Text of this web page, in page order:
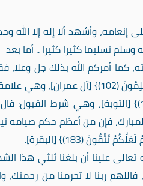
إنعامه، وأشهد ألا إله إلا
تسليما كثيرا كثيرا .. أما بعد
كما أمركم الله بذلك جل وعلا،
قال سبحانه:{
فإن من أعظم حكم صيامه
(183)} [البقرة].
تعالى علينا أن بلغنا ثلثي هذا
فاللهم ربنا لا تحرمنا من